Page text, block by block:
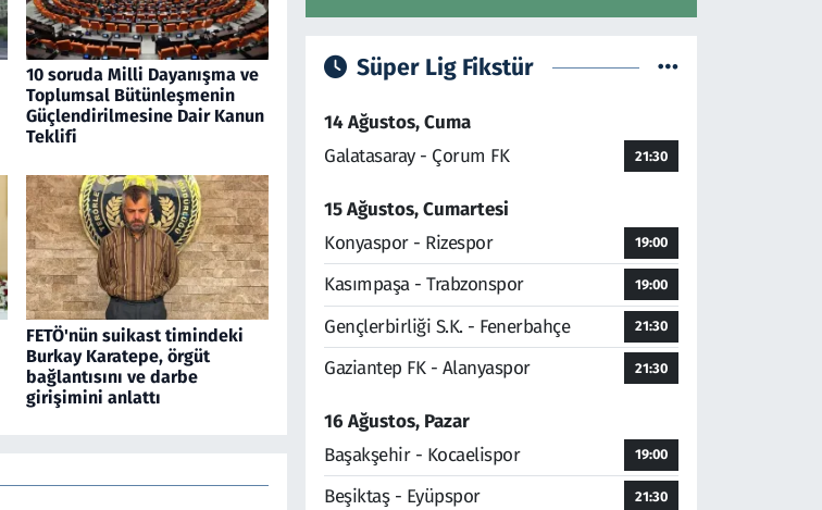
10 soruda Milli Dayanışma ve
Toplumsal Bütünleşmenin
Güçlendirilmesine Dair Kanun
Teklifi
FETÖ'nün suikast timindeki
Burkay Karatepe, örgüt
bağlantısını ve darbe
girişimini anlattı
Süper Lig Fikstür
14 Ağustos, Cuma
Galatasaray - Çorum FK
21:30
15 Ağustos, Cumartesi
Konyaspor - Rizespor
19:00
Kasımpaşa - Trabzonspor 19:00
Gençlerbirliği S.K. - Fenerbahçe 21:30
Gaziantep FK - Alanyaspor 21:30
16 Ağustos, Pazar
Başakşehir - Kocaelispor
19:00
Beşiktaş - Eyüpspor 21:30